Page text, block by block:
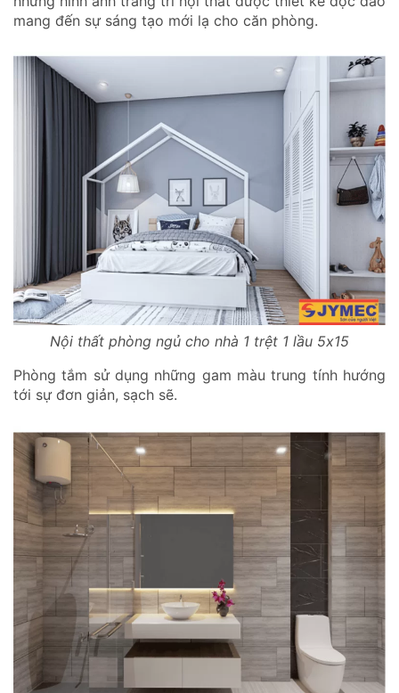
mang đến sự sáng tạo mới lạ cho căn phòng.
Nội thất phòng ngủ cho nhà 1 trệt 1 lầu 5x15
Phòng tắm sử dụng những gam màu trung tính hướng
tới sự đơn giản, sạch sẽ.